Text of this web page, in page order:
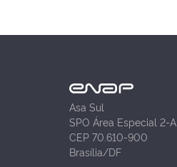
Asa Sul
SPO Área Especial 2-A
CEP 70.610-900
Brasília/DF